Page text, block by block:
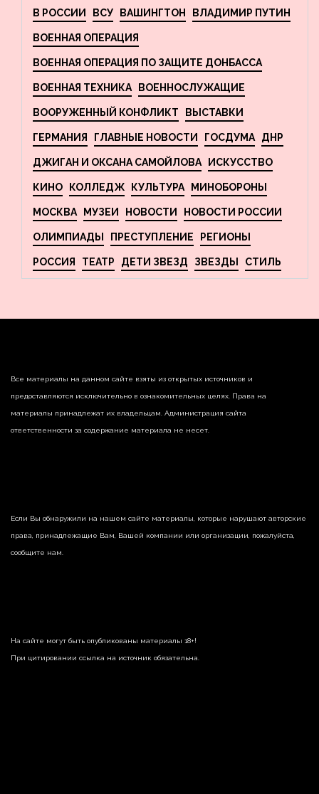
В РОССИИ ВСУ ВАШИНГТОН ВЛАДИМИР ПУТИН
ВОЕННАЯ ОПЕРАЦИЯ
ВОЕННАЯ ОПЕРАЦИЯ ПО ЗАЩИТЕ ДОНБАССА
ВОЕННАЯ ТЕХНИКА ВОЕННОСЛУЖАЩИЕ
ВООРУЖЕННЫЙ КОНФЛИКТ ВЫСТАВКИ
ГЕРМАНИЯ ГЛАВНЫЕ НОВОСТИ ГОСДУМА ДНР
ДЖИГАН И ОКСАНА САМОЙЛОВА ИСКУССТВО
КИНО КОЛЛЕДЖ КУЛЬТУРА МИНОБОРОНЫ
МОСКВА МУЗЕИ НОВОСТИ НОВОСТИ РОССИИ
ОЛИМПИАДЫ ПРЕСТУПЛЕНИЕ РЕГИОНЫ
РОССИЯ ТЕАТР ДЕТИ ЗВЕЗД ЗВЕЗДЫ СТИЛЬ
Все материалы на данном сайте взяты из открытых источников и
предоставляются исключительно в ознакомительных целях. Права на
материалы принадлежат их владельцам. Администрация сайта
ответственности за содержание материала не несет.
Если Вы обнаружили на нашем сайте материалы, которые нарушают авторские
права, принадлежащие Вам, Вашей компании или организации, пожалуйста,
сообщите нам.
На сайте могут быть опубликованы материалы 18+!
При цитировании ссылка на источник обязательна.